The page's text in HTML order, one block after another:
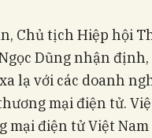
Chủ tịch Hiệp hội
Dũng nhận
lạ với các doanh
mại điện tử.
mại điện tử Việt